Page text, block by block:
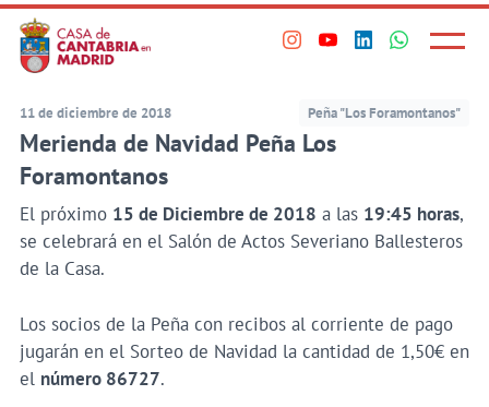
Saltar
al
contenido
principal
Visita
perfil
en
Visita
perfil
Visita
perfil
Visita
perfil
Principal
Menú
11 de diciembre de 2018 Peña "Los Foramontanos"
Merienda de Navidad Peña Los
Foramontanos
El próximo 15 de Diciembre de 2018 a las 19:45 horas,
se celebrará en el Salón de Actos Severiano Ballesteros
de la Casa.
Los socios de la Peña con recibos al corriente de pago
jugarán en el Sorteo de Navidad la cantidad de 1,50€ en
el número 86727.